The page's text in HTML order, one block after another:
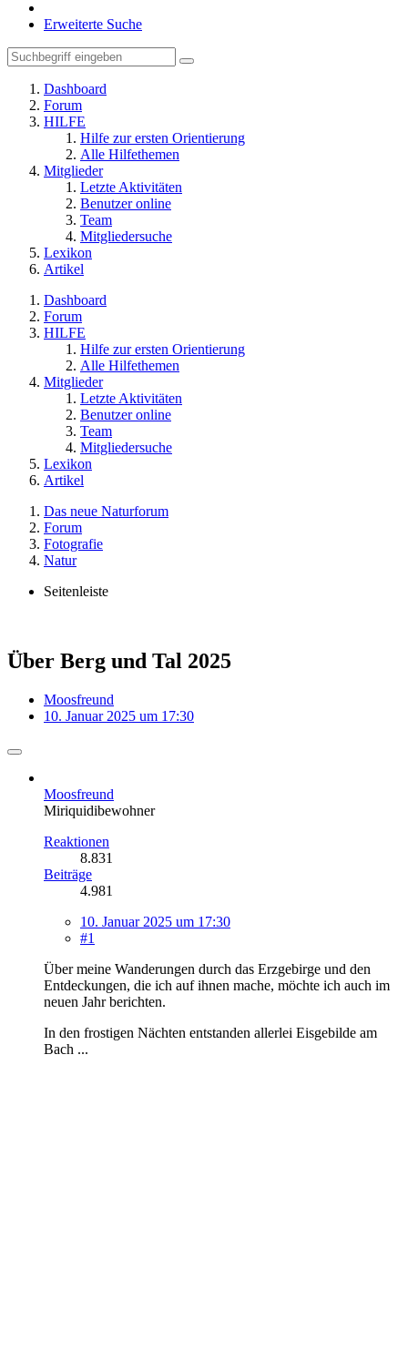
Erweiterte Suche
Dashboard
Forum
HILFE
Hilfe zur ersten Orientierung
Alle Hilfethemen
Mitglieder
Letzte Aktivitäten
Benutzer online
Team
Mitgliedersuche
Lexikon
Artikel
Dashboard
Forum
HILFE
Hilfe zur ersten Orientierung
Alle Hilfethemen
Mitglieder
Letzte Aktivitäten
Benutzer online
Team
Mitgliedersuche
Lexikon
Artikel
Das neue Naturforum
Forum
Fotografie
Natur
Seitenleiste
Über Berg und Tal 2025
Moosfreund
10. Januar 2025 um 17:30
Moosfreund
Miriquidibewohner
Reaktionen
8.831
Beiträge
4.981
10. Januar 2025 um 17:30
#1
Über meine Wanderungen durch das Erzgebirge und den
Entdeckungen, die ich auf ihnen mache, möchte ich auch im
neuen Jahr berichten.
In den frostigen Nächten entstanden allerlei Eisgebilde am
Bach ...